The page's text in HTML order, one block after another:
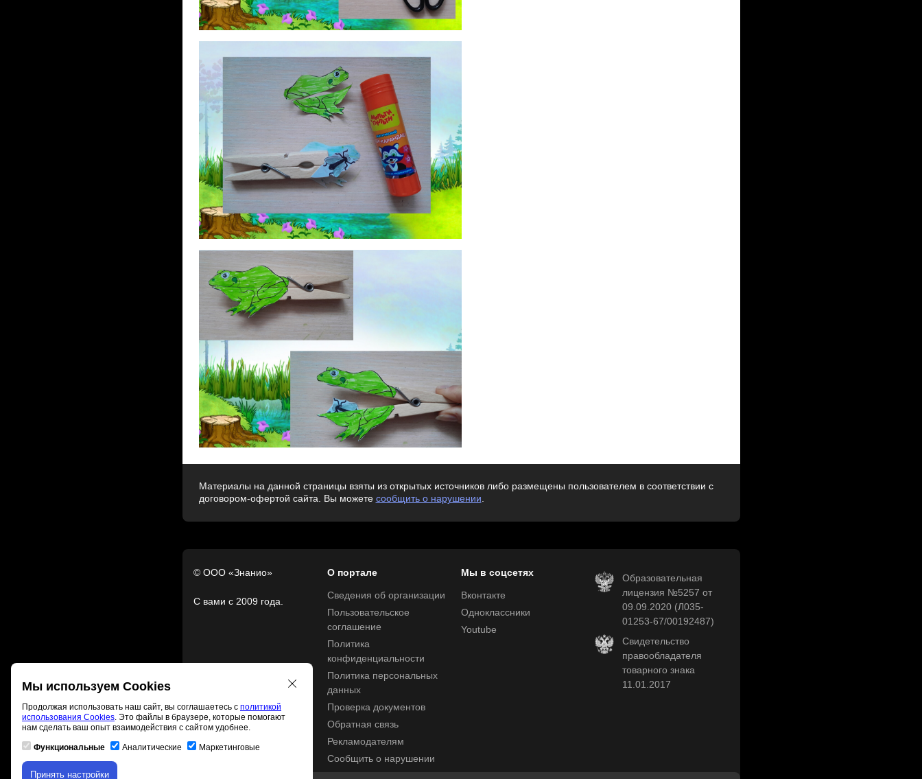
Материалы на данной страницы взяты из открытых источников либо размещены пользователем в соответствии с
договором-офертой сайта. Вы можете сообщить о нарушении.
© ООО «Знанио»
С вами с 2009 года.
О портале
Сведения об организации
Пользовательское
соглашение
Политика
конфиденциальности
Политика персональных
данных
Проверка документов
Обратная связь
Рекламодателям
Сообщить о нарушении
Мы в соцсетях
Вконтакте
Одноклассники
Youtube
Образовательная
лицензия №5257 от
09.09.2020 (Л035-
01253-67/00192487)
Свидетельство
правообладателя
товарного знака
11.01.2017
Мы используем Cookies
Продолжая использовать наш сайт, вы соглашаетесь с политикой
использования Cookies. Это файлы в браузере, которые помогают
нам сделать ваш опыт взаимодействия с сайтом удобнее.
Функциональные Аналитические Маркетинговые
Принять настройки